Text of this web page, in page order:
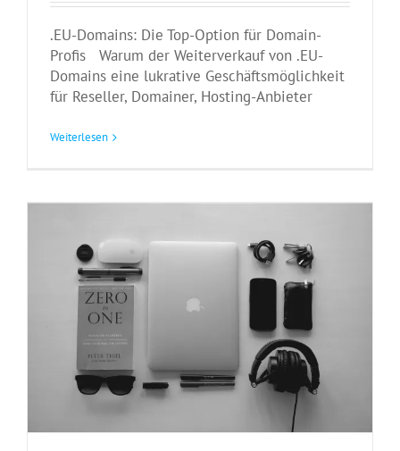
.EU-Domains: Die Top-Option für Domain-
Profis Warum der Weiterverkauf von .EU-
Domains eine lukrative Geschäftsmöglichkeit
für Reseller, Domainer, Hosting-Anbieter
Weiterlesen
Erfolgreiche Content-Erstellung mit .BIO